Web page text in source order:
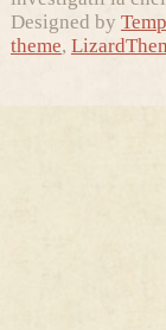
Designed by
theme,